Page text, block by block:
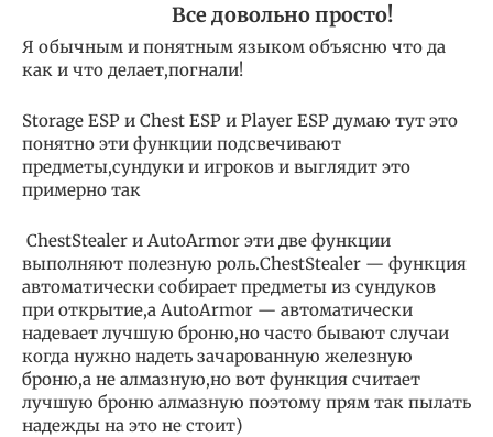
Все довольно просто!
Я обычным и понятным языком объясню что да
как и что делает,погнали!
Storage ESP и Chest ESP и Player ESP думаю тут это
понятно эти функции подсвечивают
предметы,сундуки и игроков и выглядит это
примерно так
ChestStealer и AutoArmor эти две функции
выполняют полезную роль.ChestStealer — функция
автоматически собирает предметы из сундуков
при открытие,а AutoArmor — автоматически
надевает лучшую броню,но часто бывают случаи
когда нужно надеть зачарованную железную
броню,а не алмазную,но вот функция считает
лучшую броню алмазную поэтому прям так пылать
надежды на это не стоит)